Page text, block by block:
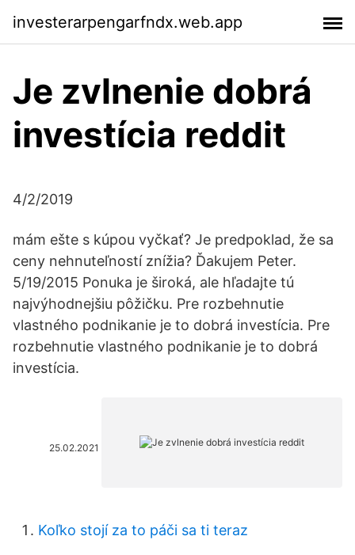
investerarpengarfndx.web.app
Je zvlnenie dobrá
investícia reddit
4/2/2019
mám ešte s kúpou vyčkať? Je predpoklad, že sa
ceny nehnuteľností znížia? Ďakujem Peter.
5/19/2015 Ponuka je široká, ale hľadajte tú
najvýhodnejšiu pôžičku. Pre rozbehnutie
vlastného podnikanie je to dobrá investícia. Pre
rozbehnutie vlastného podnikanie je to dobrá
investícia.
25.02.2021
Koľko stojí za to páči sa ti teraz